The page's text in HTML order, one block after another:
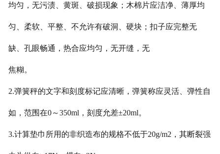
均匀，无污渍、黄斑、破损现象；木棉片应洁净、薄厚均
匀、柔软、平整、不允许有破洞、硬块；扣子应完整无
缺、孔眼畅通，热合应均匀，无开缝，无
焦糊。
2.弹簧秤的文字和刻度标记应清晰，弹簧称应灵活、弹性自
如，范围在0～350ml，刻度允差±20ml。
3.计算垫巾所用的非织造布的规格不低于20g/m2，其断裂强